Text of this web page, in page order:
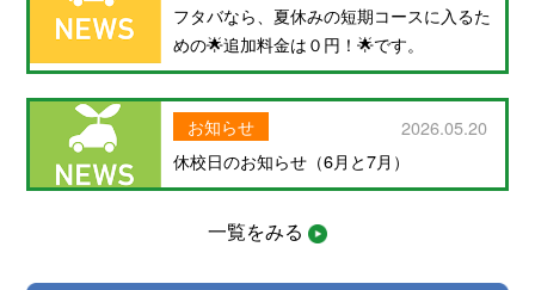
フタバなら、夏休みの短期コースに入るた
めの🌟追加料金は０円！🌟です。
2026.05.20
お知らせ
休校日のお知らせ（6月と7月）
一覧をみる